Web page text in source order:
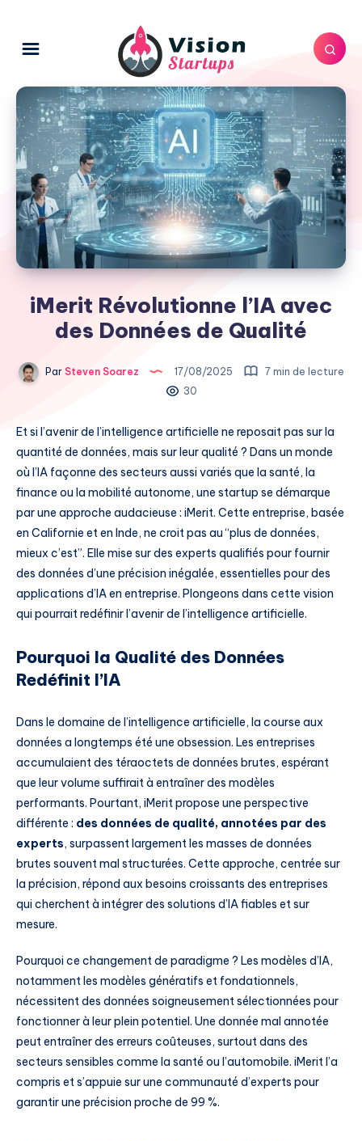
iMerit Révolutionne l’IA avec
des Données de Qualité
ParSteven Soarez 17/08/2025
7 min de lecture
30
Et si l’avenir de l’intelligence artificielle ne reposait pas sur la
quantité de données, mais sur leur qualité ? Dans un monde
où l’IA façonne des secteurs aussi variés que la santé, la
finance ou la mobilité autonome, une startup se démarque
par une approche audacieuse : iMerit. Cette entreprise, basée
en Californie et en Inde, ne croit pas au “plus de données,
mieux c’est”. Elle mise sur des experts qualifiés pour fournir
des données d’une précision inégalée, essentielles pour des
applications d’IA en entreprise. Plongeons dans cette vision
qui pourrait redéfinir l’avenir de l’intelligence artificielle.
Pourquoi la Qualité des Données
Redéfinit l’IA
Dans le domaine de l’intelligence artificielle, la course aux
données a longtemps été une obsession. Les entreprises
accumulaient des téraoctets de données brutes, espérant
que leur volume suffirait à entraîner des modèles
performants. Pourtant, iMerit propose une perspective
différente : des données de qualité, annotées par des
experts, surpassent largement les masses de données
brutes souvent mal structurées. Cette approche, centrée sur
la précision, répond aux besoins croissants des entreprises
qui cherchent à intégrer des solutions d’IA fiables et sur
mesure.
Pourquoi ce changement de paradigme ? Les modèles d’IA,
notamment les modèles génératifs et fondationnels,
nécessitent des données soigneusement sélectionnées pour
fonctionner à leur plein potentiel. Une donnée mal annotée
peut entraîner des erreurs coûteuses, surtout dans des
secteurs sensibles comme la santé ou l’automobile. iMerit l’a
compris et s’appuie sur une communauté d’experts pour
garantir une précision proche de 99 %.